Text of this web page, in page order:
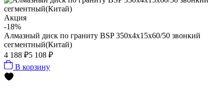
Акция
-18%
Алмазный диск по граниту BSP 350x4x15x60/50 звонкий
сегментный(Китай)
4 188 ₽5 108 ₽
В корзину